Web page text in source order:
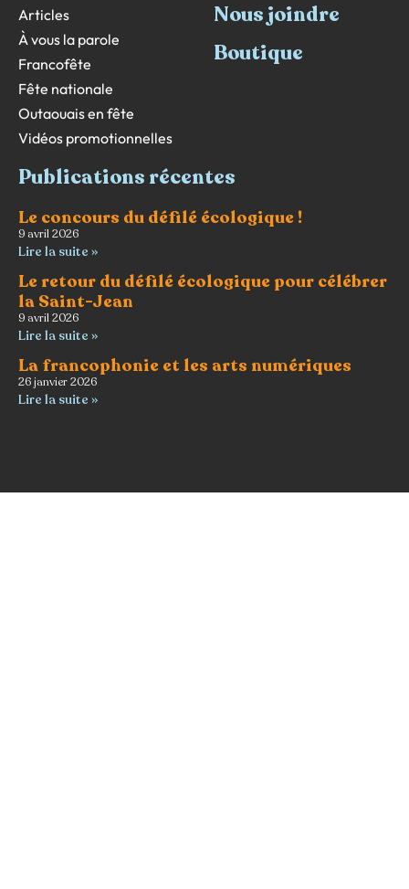
Articles
À vous la parole
Francofête
Fête nationale
Outaouais en fête
Vidéos promotionnelles
Nous joindre
Boutique
Publications récentes
Le concours du défilé écologique !
9 avril 2026
Lire la suite »
Le retour du défilé écologique pour célébrer
la Saint-Jean
9 avril 2026
Lire la suite »
La francophonie et les arts numériques
26 janvier 2026
Lire la suite »